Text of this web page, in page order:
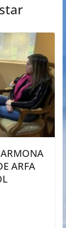
ARFA